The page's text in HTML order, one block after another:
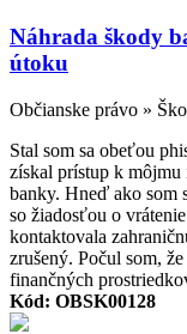
Náhrada škody
útoku
Občianske právo »
Stal som sa obeťou
získal prístup k môjmu
banky. Hneď ako som
so žiadosťou o
kontaktovala
zrušený. Počul som,
finančných
Kód: OBSK00128